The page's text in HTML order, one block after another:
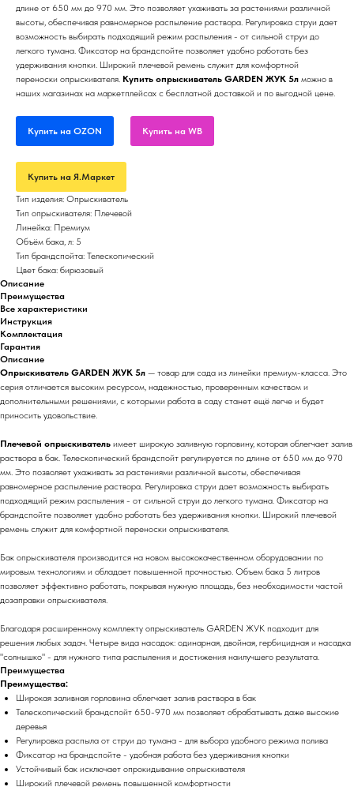
длине от 650 мм до 970 мм. Это позволяет ухаживать за растениями различной
высоты, обеспечивая равномерное распыление раствора. Регулировка струи дает
возможность выбирать подходящий режим распыления - от сильной струи до
легкого тумана. Фиксатор на брандспойте позволяет удобно работать без
удерживания кнопки. Широкий плечевой ремень служит для комфортной
переноски опрыскивателя. Купить опрыскиватель GARDEN ЖУК 5л можно в
наших магазинах на маркетплейсах с бесплатной доставкой и по выгодной цене.
Купить на OZON Купить на WB
Купить на Я.Маркет
Тип изделия: Опрыскиватель
Тип опрыскивателя: Плечевой
Линейка: Премиум
Объём бака, л: 5
Тип брандспойта: Телескопический
Цвет бака: бирюзовый
Описание
Преимущества
Все характеристики
Инструкция
Комплектация
Гарантия
Описание
Опрыскиватель GARDEN ЖУК 5л — товар для сада из линейки премиум-класса. Это
серия отличается высоким ресурсом, надежностью, проверенным качеством и
дополнительными решениями, с которыми работа в саду станет ещё легче и будет
приносить удовольствие.
Плечевой опрыскиватель имеет широкую заливную горловину, которая облегчает залив
раствора в бак. Телескопический брандспойт регулируется по длине от 650 мм до 970
мм. Это позволяет ухаживать за растениями различной высоты, обеспечивая
равномерное распыление раствора. Регулировка струи дает возможность выбирать
подходящий режим распыления - от сильной струи до легкого тумана. Фиксатор на
брандспойте позволяет удобно работать без удерживания кнопки. Широкий плечевой
ремень служит для комфортной переноски опрыскивателя.
Бак опрыскивателя производится на новом высококачественном оборудовании по
мировым технологиям и обладает повышенной прочностью. Объем бака 5 литров
позволяет эффективно работать, покрывая нужную площадь, без необходимости частой
дозаправки опрыскивателя.
Благодаря расширенному комплекту опрыскиватель GARDEN ЖУК подходит для
решения любых задач. Четыре вида насадок: одинарная, двойная, гербицидная и насадка
"солнышко" - для нужного типа распыления и достижения наилучшего результата.
Преимущества
Преимущества:
Широкая заливная горловина облегчает залив раствора в бак
Телескопический брандспойт 650-970 мм позволяет обрабатывать даже высокие
деревья
Регулировка распыла от струи до тумана - для выбора удобного режима полива
Фиксатор на брандспойте - удобная работа без удерживания кнопки
Устойчивый бак исключает опрокидывание опрыскивателя
Широкий плечевой ремень повышенной комфортности